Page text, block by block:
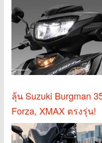
ลุ้น Suzuki Burgman
Forza, XMAX ตรงรุ่น!